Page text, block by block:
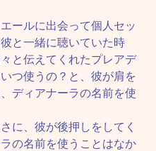
ールに出会って個人セッ
と一緒に聴いていた時
と伝えてくれたプレアデ
つ使うの？と、彼が肩を
ディアナーラの名前を使
に、彼が後押しをしてく
の名前を使うことはなか